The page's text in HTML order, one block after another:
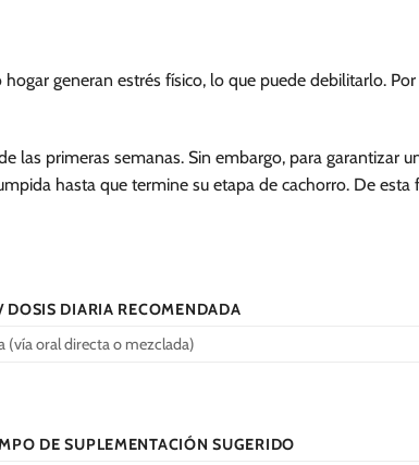
generan estrés físico, lo que puede debilitarlo.
las primeras semanas. Sin embargo, para garantizar
hasta que termine su etapa de cachorro. De esta
DOSIS DIARIA RECOMENDADA
(vía oral directa o mezclada)
DE SUPLEMENTACIÓN SUGERIDO